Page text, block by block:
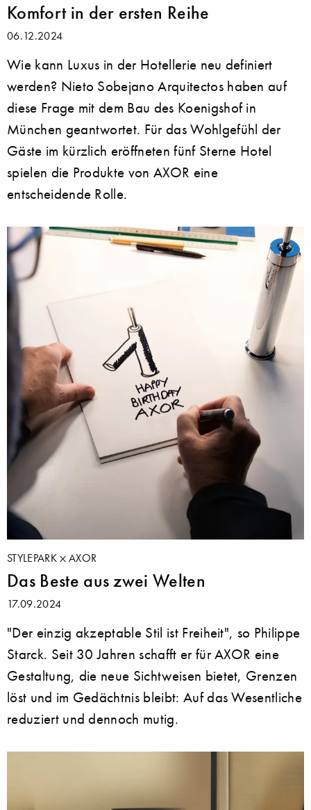
Komfort in der ersten Reihe
06.12.2024
Wie kann Luxus in der Hotellerie neu definiert
werden? Nieto Sobejano Arquitectos haben auf
diese Frage mit dem Bau des Koenigshof in
München geantwortet. Für das Wohlgefühl der
Gäste im kürzlich eröffneten fünf Sterne Hotel
spielen die Produkte von AXOR eine
entscheidende Rolle.
STYLEPARK AXOR
Das Beste aus zwei Welten
17.09.2024
"Der einzig akzeptable Stil ist Freiheit", so Philippe
Starck. Seit 30 Jahren schafft er für AXOR eine
Gestaltung, die neue Sichtweisen bietet, Grenzen
löst und im Gedächtnis bleibt: Auf das Wesentliche
reduziert und dennoch mutig.